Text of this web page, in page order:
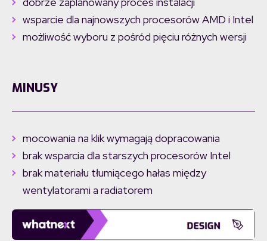
wsparcie dla najnowszych procesorów AMD i Intel
możliwość wyboru z pośród pięciu różnych wersji
MINUSY
mocowania na klik wymagają dopracowania
brak wsparcia dla starszych procesorów Intel
brak materiału tłumiącego hałas między
wentylatorami a radiatorem